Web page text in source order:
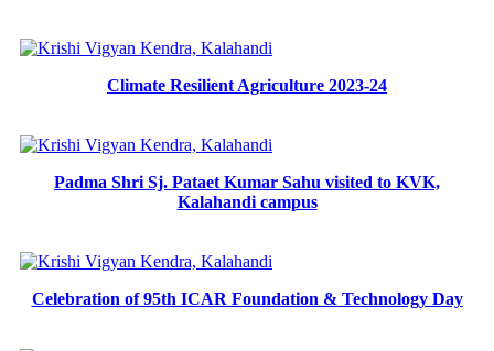
Climate Resilient Agriculture 2023-24
Padma Shri Sj. Pataet Kumar Sahu visited to KVK,
Kalahandi campus
Celebration of 95th ICAR Foundation & Technology Day